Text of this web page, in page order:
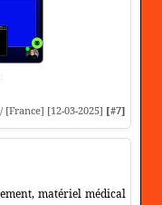
[France] [12-03-2025] [#7]
matériel médical